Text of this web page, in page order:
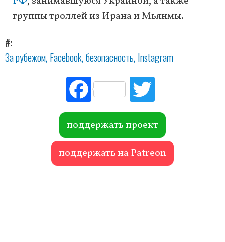
группы троллей из Ирана и Мьянмы.
#
За рубежом Facebook безопасность Instagram
Fac
ebo
ok r
поддержать проект
поддержать на Patreon